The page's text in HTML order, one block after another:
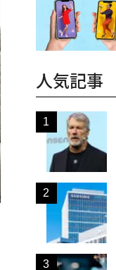
人気記事